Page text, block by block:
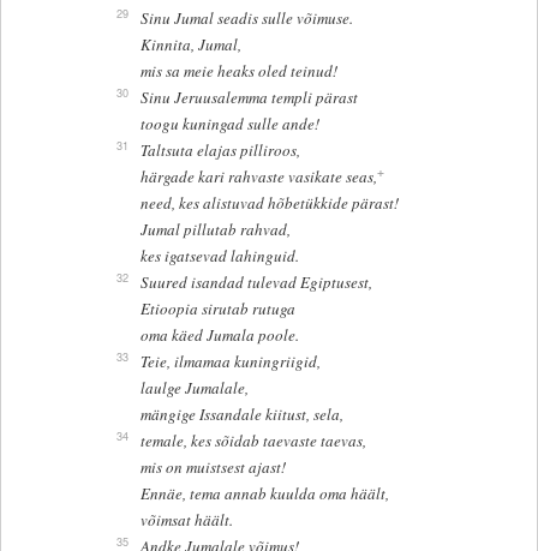
29
Sinu Jumal seadis sulle võimuse.
Kinnita, Jumal,
mis sa meie heaks oled teinud!
30
Sinu Jeruusalemma templi pärast
toogu kuningad sulle ande!
31
Taltsuta elajas pilliroos,
härgade kari rahvaste vasikate seas,+
need, kes alistuvad hõbetükkide pärast!
Jumal pillutab rahvad,
kes igatsevad lahinguid.
32
Suured isandad tulevad Egiptusest,
Etioopia sirutab rutuga
oma käed Jumala poole.
33
Teie, ilmamaa kuningriigid,
laulge Jumalale,
mängige Issandale kiitust, sela,
34
temale, kes sõidab taevaste taevas,
mis on muistsest ajast!
Ennäe, tema annab kuulda oma häält,
võimsat häält.
35 Andke Jumalale võimus!